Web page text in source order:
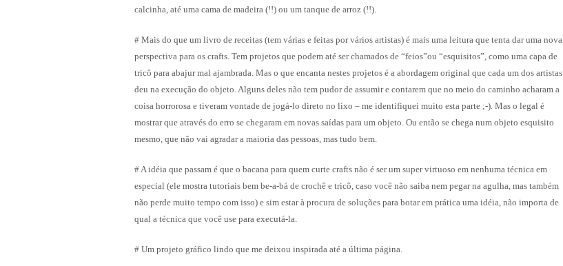
calcinha, até uma cama de madeira (!!) ou um tanque de arroz (!!).
# Mais do que um livro de receitas (tem várias e feitas por vários artistas) é mais uma leitura que tenta dar uma nova
perspectiva para os crafts. Tem projetos que podem até ser chamados de “feios”ou “esquisitos”, como uma capa de
tricô para abajur mal ajambrada. Mas o que encanta nestes projetos é a abordagem original que cada um dos artistas
deu na execução do objeto. Alguns deles não tem pudor de assumir e contarem que no meio do caminho acharam a
coisa horrorosa e tiveram vontade de jogá-lo direto no lixo – me identifiquei muito esta parte ;-). Mas o legal é
mostrar que através do erro se chegaram em novas saídas para um objeto. Ou então se chega num objeto esquisito
mesmo, que não vai agradar a maioria das pessoas, mas tudo bem.
# A idéia que passam é que o bacana para quem curte crafts não é ser um super virtuoso em nenhuma técnica em
especial (ele mostra tutoriais bem be-a-bá de crochê e tricô, caso você não saiba nem pegar na agulha, mas também
não perde muito tempo com isso) e sim estar à procura de soluções para botar em prática uma idéia, não importa de
qual a técnica que você use para executá-la.
# Um projeto gráfico lindo que me deixou inspirada até a última página.